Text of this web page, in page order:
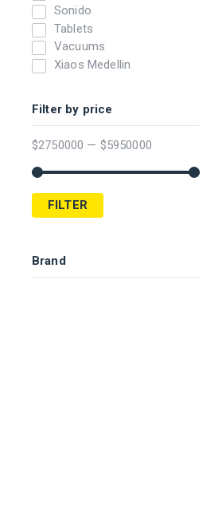
Sonido
Tablets
Vacuums
Xiaos Medellin
Filter by price
$2750000 — $5950000
FILTER
Brand